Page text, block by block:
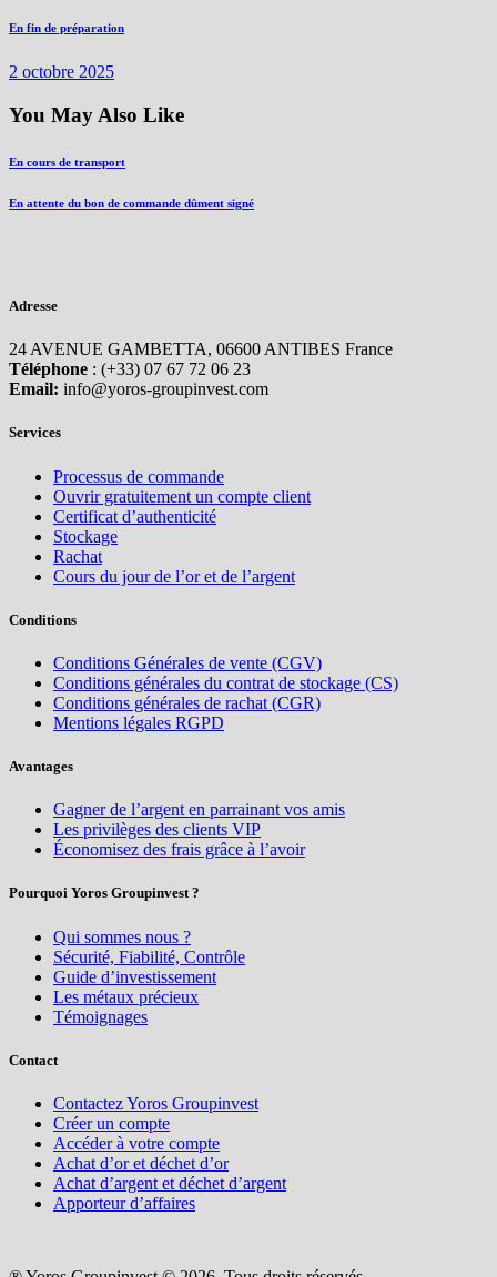
En fin de préparation
2 octobre 2025
You May Also Like
En cours de transport
En attente du bon de commande dûment signé
Adresse
24 AVENUE GAMBETTA, 06600 ANTIBES France
Téléphone : (+33) 07 67 72 06 23
Email: info@yoros-groupinvest.com
Services
Processus de commande
Ouvrir gratuitement un compte client
Certificat d’authenticité
Stockage
Rachat
Cours du jour de l’or et de l’argent
Conditions
Conditions Générales de vente (CGV)
Conditions générales du contrat de stockage (CS)
Conditions générales de rachat (CGR)
Mentions légales RGPD
Avantages
Gagner de l’argent en parrainant vos amis
Les privilèges des clients VIP
Économisez des frais grâce à l’avoir
Pourquoi Yoros Groupinvest ?
Qui sommes nous ?
Sécurité, Fiabilité, Contrôle
Guide d’investissement
Les métaux précieux
Témoignages
Contact
Contactez Yoros Groupinvest
Créer un compte
Accéder à votre compte
Achat d’or et déchet d’or
Achat d’argent et déchet d’argent
Apporteur d’affaires